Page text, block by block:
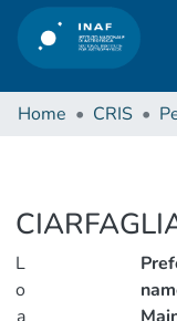
Home CRIS
L
o